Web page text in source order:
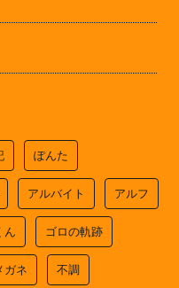
ぽんた
アルバイト アルフ
ん ゴロの軌跡
ガネ 不調